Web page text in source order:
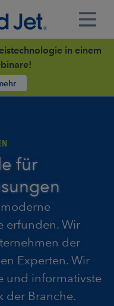
in einem
für
erfunden. Wir
der
Experten. Wir
und informativste
der Branche.